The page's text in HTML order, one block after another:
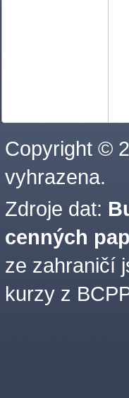
Copyright ©
vyhrazena.
Zdroje dat:
cenných
ze zahraničí
kurzy z